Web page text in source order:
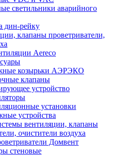
светильники аварийного
дин-рейку
клапаны проветриватели,
Aereco
козырьки АЭРЭКО
клапаны
устройство
установки
устройства
вентиляции, клапаны
очистители воздуха
Домвент
стеновые